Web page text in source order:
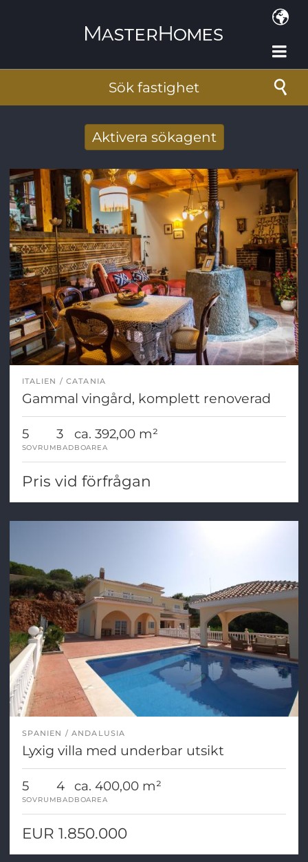
Sök fastighet
Aktivera sökagent
E-postadress*
ITALIEN CATANIA
Gammal vingård, komplett renoverad
5
SOVRUM
3
BAD
ca. 392,00 m²
BOAREA
Pris vid förfrågan
SPANIEN ANDALUSIA
Lyxig villa med underbar utsikt
5
SOVRUM
4
BAD
ca. 400,00 m²
BOAREA
EUR 1.850.000